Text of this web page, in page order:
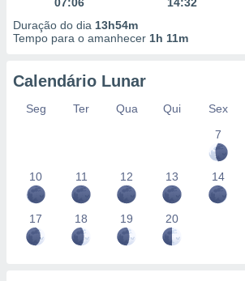
Duração do dia 13h54m
Tempo para o amanhecer 1h 11m
Calendário Lunar
Seg Ter Qua Qui Sex
7
10 11 12 13 14
17 18 19 20